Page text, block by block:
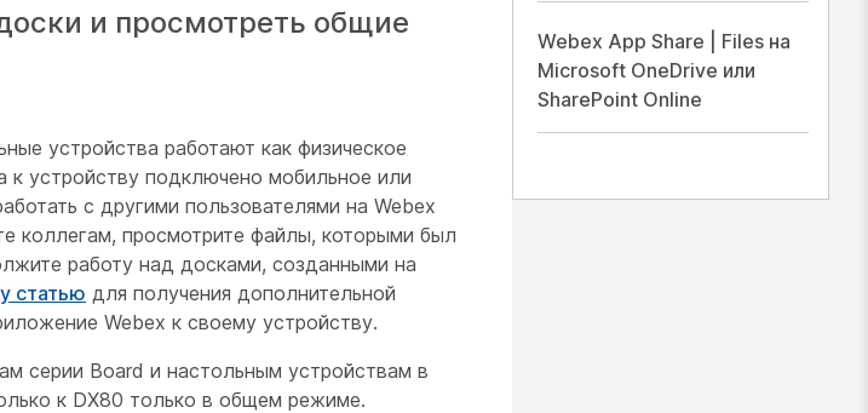
и просмотреть общие
устройства работают как физическое
к устройству подключено мобильное или
с другими пользователями на Webex
коллегам, просмотрите файлы, которыми был
работу над досками, созданными на
статью для получения дополнительной
Webex к своему устройству.
серии Board и настольным устройствам в
к DX80 только в общем режиме.
Webex App Share | Files на
Microsoft OneDrive или
SharePoint Online